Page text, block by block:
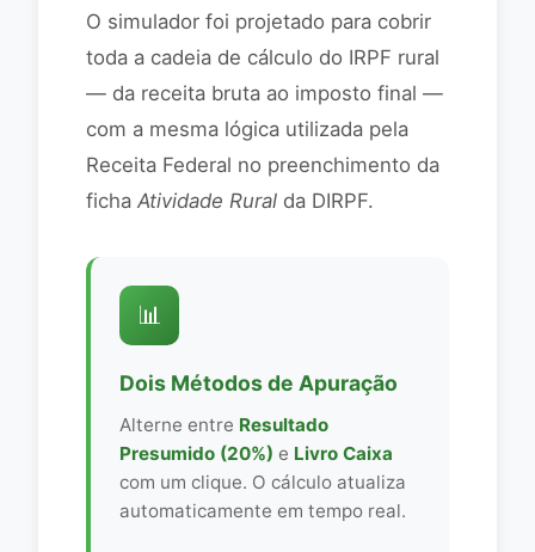
O simulador foi projetado para cobrir
toda a cadeia de cálculo do IRPF rural
— da receita bruta ao imposto final —
com a mesma lógica utilizada pela
Receita Federal no preenchimento da
ficha Atividade Rural da DIRPF.
📊
Dois Métodos de Apuração
Alterne entre Resultado
Presumido (20%) e Livro Caixa
com um clique. O cálculo atualiza
automaticamente em tempo real.